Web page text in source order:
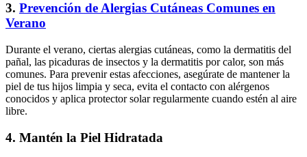
3. Prevención de Alergias Cutáneas Comunes en
Verano
Durante el verano, ciertas alergias cutáneas, como la dermatitis del
pañal, las picaduras de insectos y la dermatitis por calor, son más
comunes. Para prevenir estas afecciones, asegúrate de mantener la
piel de tus hijos limpia y seca, evita el contacto con alérgenos
conocidos y aplica protector solar regularmente cuando estén al aire
libre.
4. Mantén la Piel Hidratada